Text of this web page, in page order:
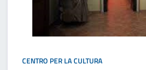
CENTRO PER LA CULTURA